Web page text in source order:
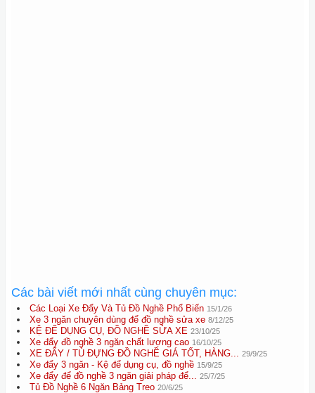
Các bài viết mới nhất cùng chuyên mục:
Các Loại Xe Đẩy Và Tủ Đồ Nghề Phổ Biến 15/1/26
Xe 3 ngăn chuyên dùng để đồ nghề sửa xe 8/12/25
KỆ ĐỂ DỤNG CỤ, ĐỒ NGHỀ SỬA XE 23/10/25
Xe đẩy đồ nghề 3 ngăn chất lượng cao 16/10/25
XE ĐẨY / TỦ ĐỰNG ĐỒ NGHỀ GIÁ TỐT, HÀNG... 29/9/25
Xe đẩy 3 ngăn - Kệ để dụng cụ, đồ nghề 15/9/25
Xe đẩy để đồ nghề 3 ngăn giải pháp để... 25/7/25
Tủ Đồ Nghề 6 Ngăn Bảng Treo 20/6/25